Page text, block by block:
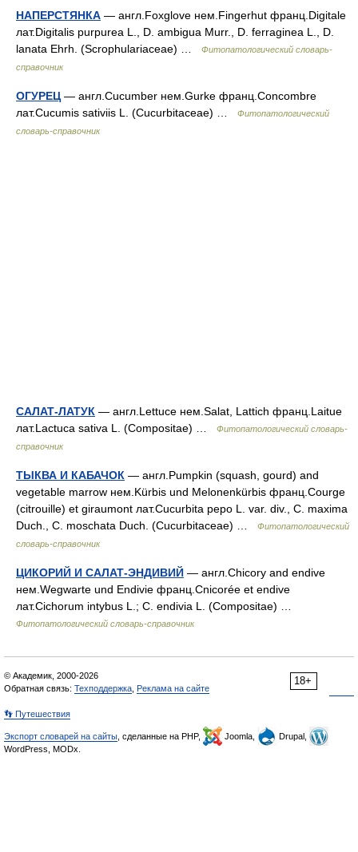
НАПЕРСТЯНКА — англ.Foxglove нем.Fingerhut франц.Digitale
лат.Digitalis purpurea L., D. ambigua Murr., D. ferraginea L., D.
lanata Ehrh. (Scrophulariaceae) …
Фитопатологический словарь-
справочник
ОГУРЕЦ — англ.Cucumber нем.Gurke франц.Concombre
лат.Cucumis sativiis L. (Cucurbitaceae) …
Фитопатологический
словарь-справочник
САЛАТ-ЛАТУК — англ.Lettuce нем.Salat, Lattich франц.Laitue
лат.Lactuca sativa L. (Compositae) …
Фитопатологический словарь-
справочник
ТЫКВА И КАБАЧОК — англ.Pumpkin (squash, gourd) and
vegetable marrow нем.Kürbis und Melonenkürbis франц.Courge
(citrouille) et giraumont лат.Cucurbita pepo L. var. div., C. maxima
Duch., C. moschata Duch. (Cucurbitaceae) …
Фитопатологический
словарь-справочник
ЦИКОРИЙ И САЛАТ-ЭНДИВИЙ — англ.Chicory and endive
нем.Wegwarte und Endivie франц.Cnicorée et endive
лат.Cichorum intybus L.; C. endivia L. (Compositae) …
Фитопатологический словарь-справочник
18+
© Академик, 2000-2026
Обратная связь: Техподдержка Реклама на сайте
👣 Путешествия
Экспорт словарей на сайты , сделанные на PHP, Joomla,
Drupal,
WordPress, MODx.